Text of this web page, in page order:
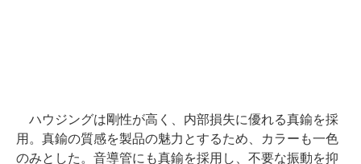
ハウジングは剛性が高く、内部損失に優れる真鍮を採
用。真鍮の質感を製品の魅力とするため、カラーも一色
のみとした。音導管にも真鍮を採用し、不要な振動を抑